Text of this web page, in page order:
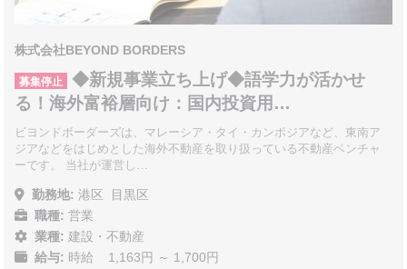
株式会社BEYOND BORDERS
募集停止
◆新規事業立ち上げ◆語学力が活かせ
る！海外富裕層向け：国内投資用…
ビヨンドボーダーズは、マレーシア・タイ・カンボジアなど、東南ア
ジアなどをはじめとした海外不動産を取り扱っている不動産ベンチャ
ーです。 当社が運営し…
勤務地: 港区
目黒区
職種: 営業
業種: 建設・不動産
給与: 時給 1,163円 ～ 1,700円